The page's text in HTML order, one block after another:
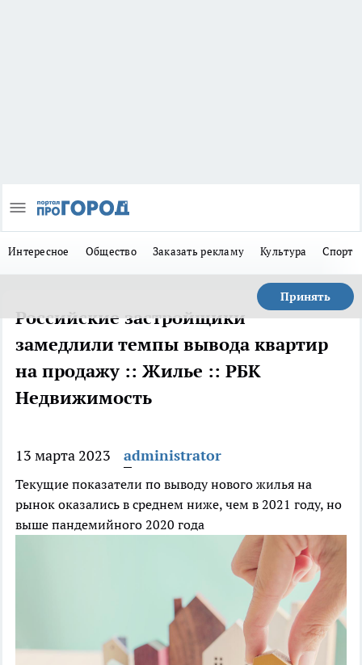
Интересное Общество Заказать рекламу Культура Спорт
Принять
Российские застройщики
замедлили темпы вывода квартир
на продажу :: Жилье :: РБК
Недвижимость
13 марта 2023 administrator
Текущие показатели по выводу нового жилья на
рынок оказались в среднем ниже, чем в 2021 году, но
выше пандемийного 2020 года